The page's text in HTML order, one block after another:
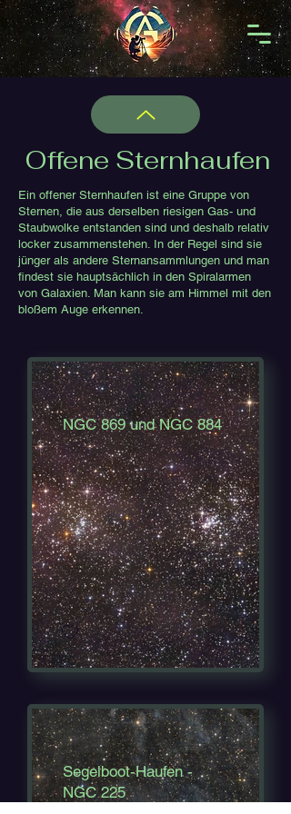
Offene Sternhaufen
Ein offener Sternhaufen ist eine Gruppe von
Sternen, die aus derselben riesigen Gas- und
Staubwolke entstanden sind und deshalb relativ
locker zusammenstehen. In der Regel sind sie
jünger als andere Sternansammlungen und man
findest sie hauptsächlich in den Spiralarmen
von Galaxien. Man kann sie am Himmel mit den
bloßem Auge erkennen.
NGC 869 und NGC 884
Segelboot-Haufen -
NGC 225